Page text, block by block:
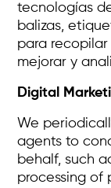
tecnologías
balizas,
para
mejorar y
Digital
We
agents to
behalf, such
processing of